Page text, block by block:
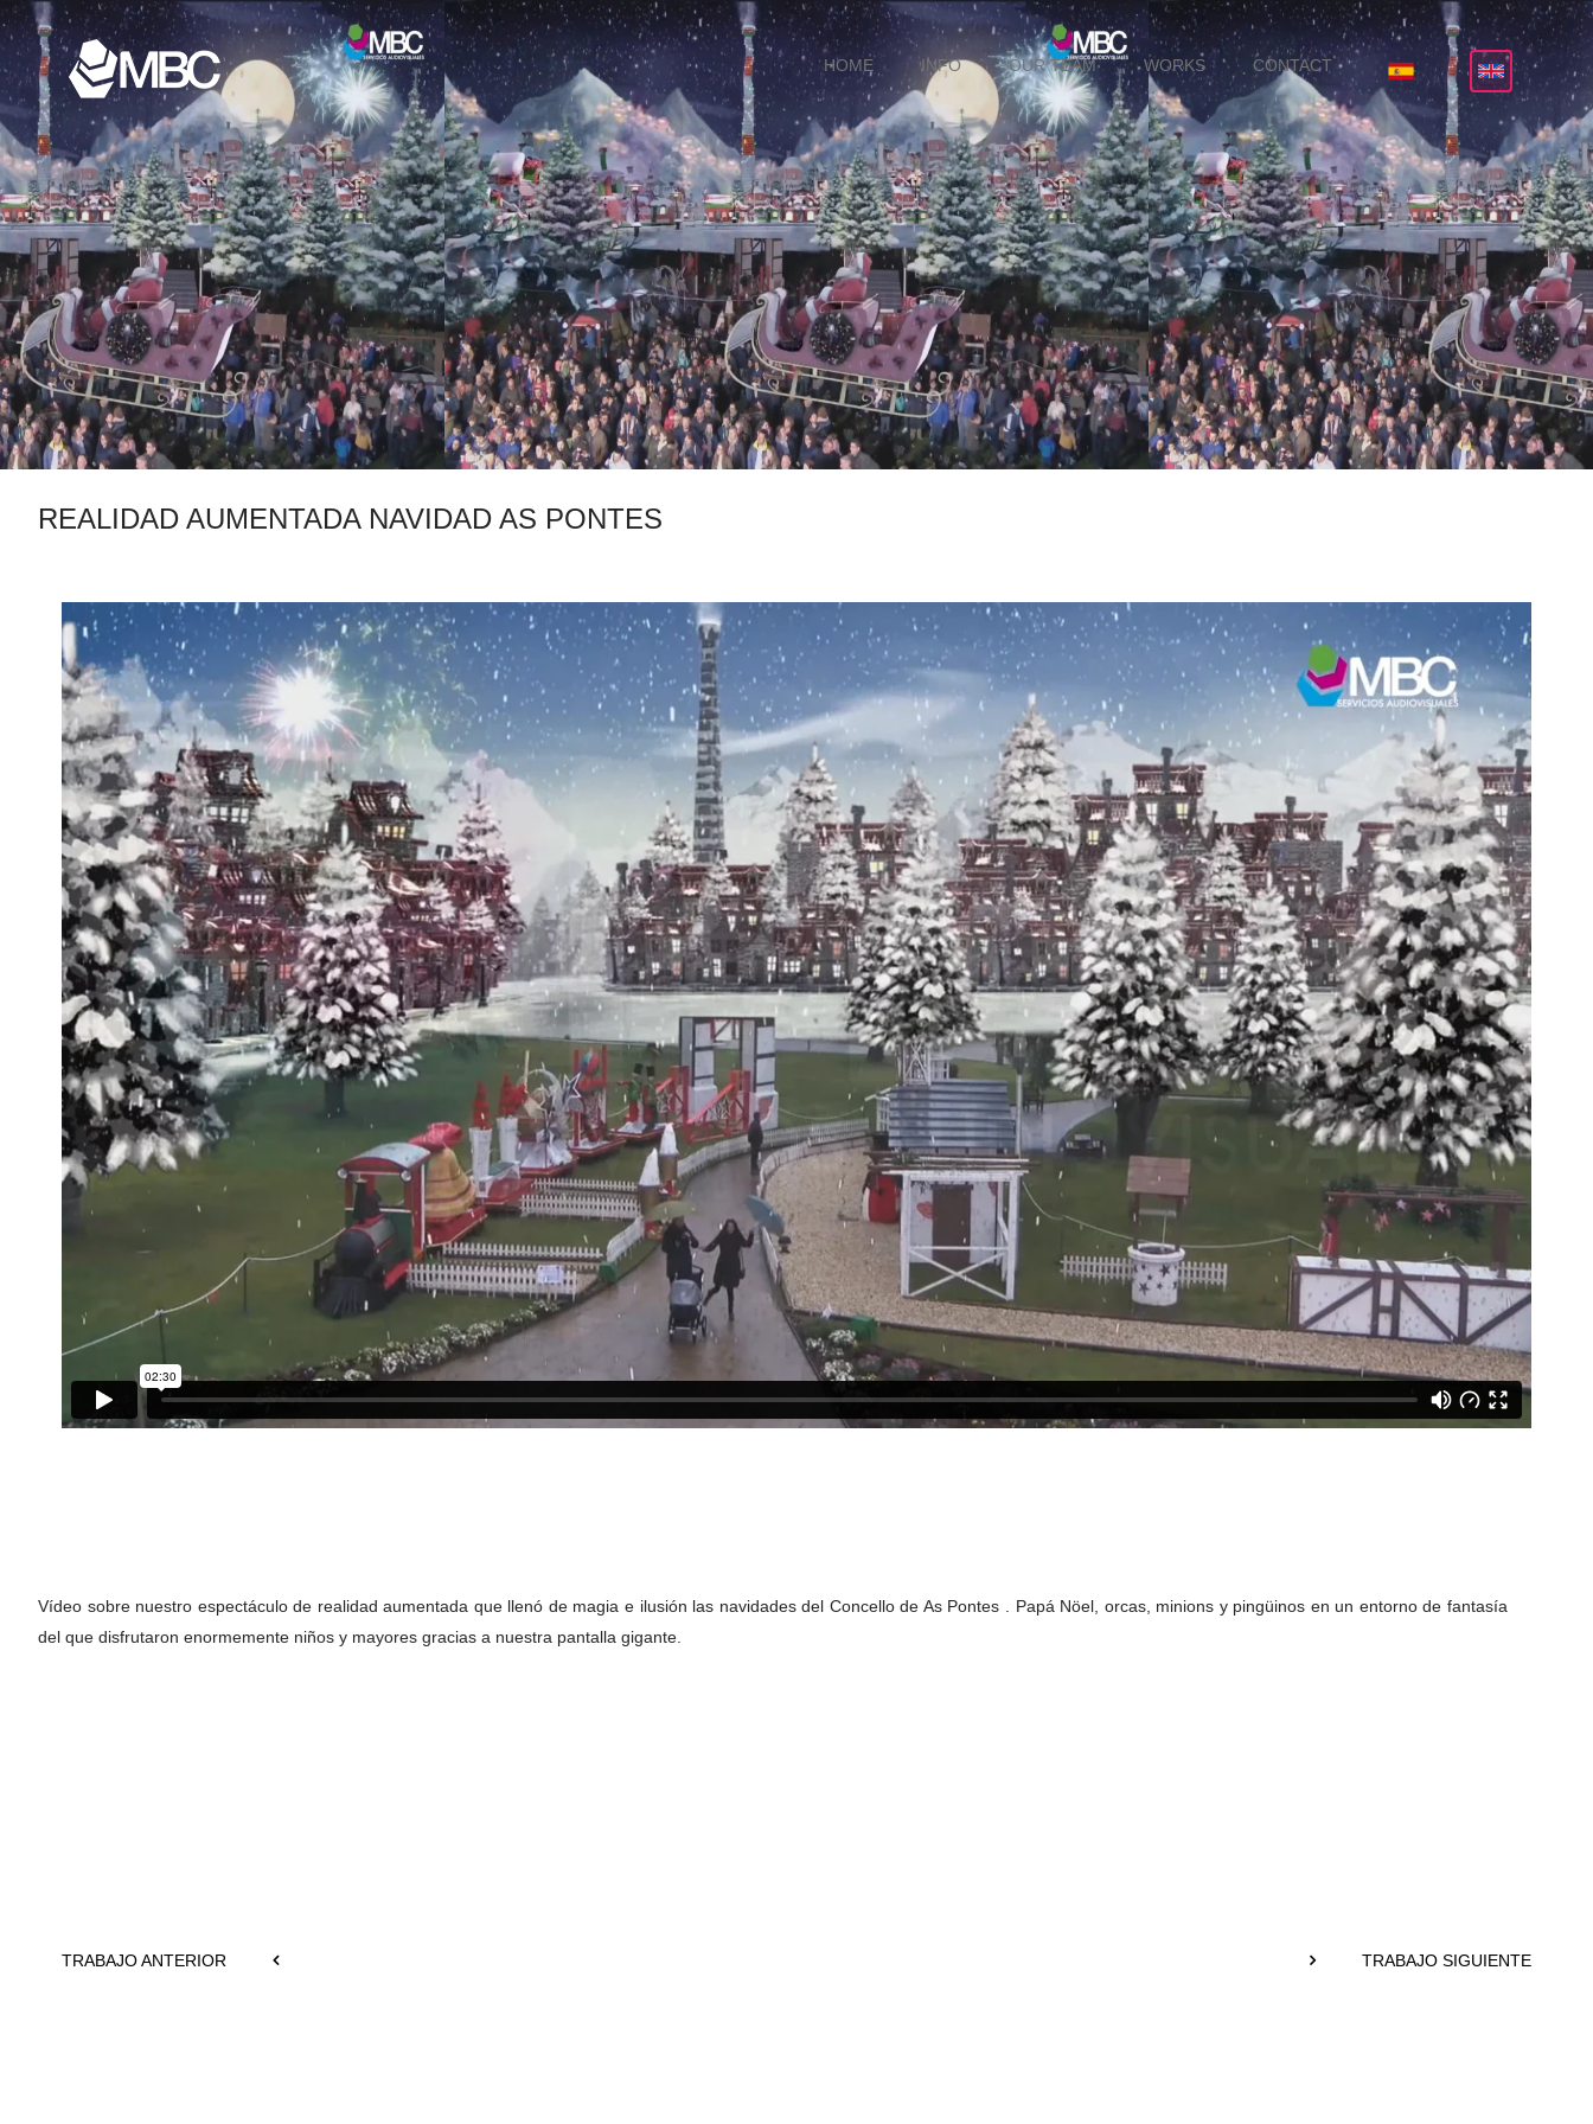
HOME INFO OUR TEAM WORKS CONTACT
REALIDAD AUMENTADA NAVIDAD AS PONTES
Vídeo sobre nuestro espectáculo de realidad aumentada que llenó de magia e ilusión las navidades del Concello de As Pontes . Papá Nöel, orcas, minions y pingüinos en un entorno de fantasía
del que disfrutaron enormemente niños y mayores gracias a nuestra pantalla gigante.
TRABAJO ANTERIOR TRABAJO SIGUIENTE